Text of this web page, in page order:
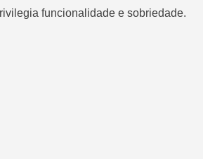
funcionalidade e sobriedade.